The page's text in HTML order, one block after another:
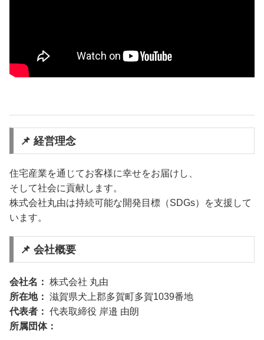
📌 経営理念
住宅産業を通じてお客様に幸せをお届けし、
そして社会に貢献します。
株式会社丸由は持続可能な開発目標（SDGs）を支援して
います。
📌 会社概要
会社名： 株式会社 丸由
所在地： 滋賀県犬上郡多賀町多賀1039番地
代表者： 代表取締役 岸邉 由朗
所属団体：